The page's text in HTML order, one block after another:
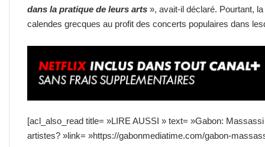
dans la pratique de leurs arts », avait-il déclaré. Pourtant,
calendes grecques au profit des concerts populaires dans
[acl_also_read title= »LIRE AUSSI » text= »Gabon:
artistes? »link= »https://gabonmediatime.com/gabon-